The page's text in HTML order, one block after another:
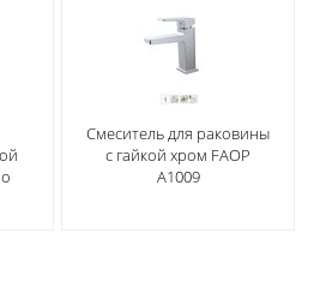
Смеситель для раковины
с гайкой хром FAОP
A1009